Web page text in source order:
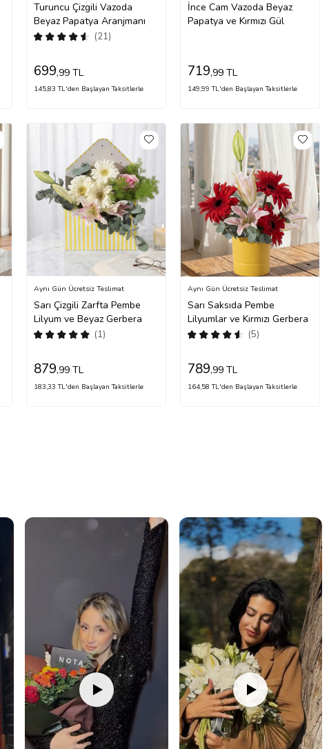
Turuncu Çizgili Vazoda
Beyaz Papatya Aranjmanı
(21)
699,99 TL
145,83 TL'den Başlayan Taksitlerle
İnce Cam Vazoda Beyaz
Papatya ve Kırmızı Gül
719,99 TL
149,99 TL'den Başlayan Taksitlerle
Sarı Çizgili Zarfta Pembe
Lilyum ve Beyaz Gerbera
(1)
Aynı Gün Ücretsiz Teslimat
879,99 TL
183,33 TL'den Başlayan Taksitlerle
Sarı Saksıda Pembe
Lilyumlar ve Kırmızı Gerbera
(5)
Aynı Gün Ücretsiz Teslimat
789,99 TL
164,58 TL'den Başlayan Taksitlerle